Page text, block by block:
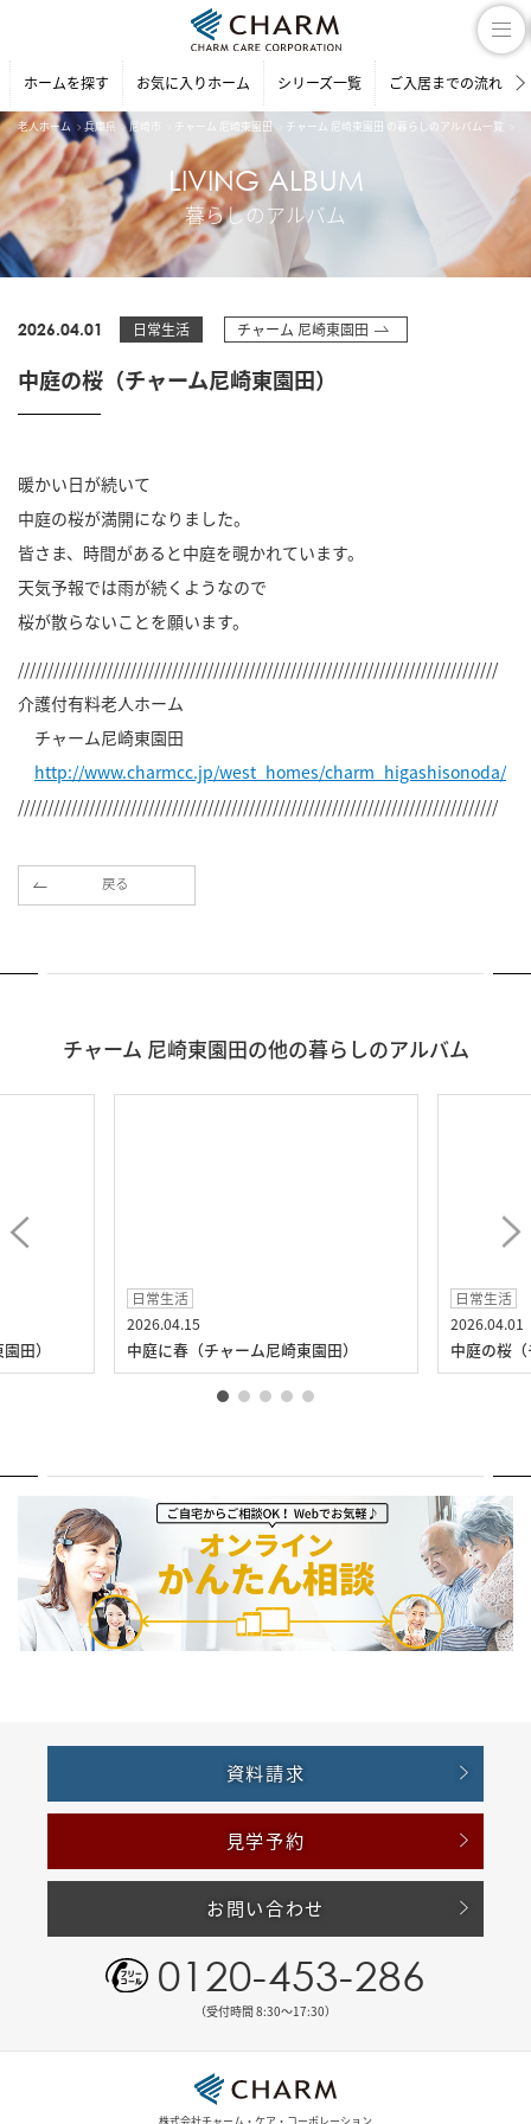
ホームを探す お気に入りホーム シリーズ一覧 ご入居までの流れ
老人ホーム 兵庫県 尼崎市 チャーム 尼崎東園田 チャーム 尼崎東園田 の暮らしのアルバム一覧
LIVING ALBUM
暮らしのアルバム
2026.04.01 日常生活 チャーム 尼崎東園田
中庭の桜（チャーム尼崎東園田）
暖かい日が続いて
中庭の桜が満開になりました。
皆さま、時間があると中庭を覗かれています。
天気予報では雨が続くようなので
桜が散らないことを願います。
/////////////////////////////////////////////////////////////////////////////////
介護付有料老人ホーム
チャーム尼崎東園田
http://www.charmcc.jp/west_homes/charm_higashisonoda/
/////////////////////////////////////////////////////////////////////////////////
戻る
チャーム 尼崎東園田の他の暮らしのアルバム
田）
日常生活
2026.04.15
中庭に春（チャーム尼崎東園田）
日常生活
2026.04.01
中庭の桜
資料請求
見学予約
お問い合わせ
0120-453-286
（受付時間 8:30〜17:30）
株式会社チャーム・ケア・コーポレーション